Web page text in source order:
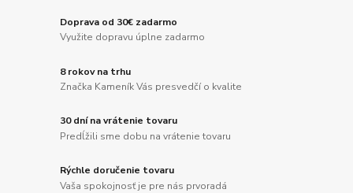
Doprava od 30€ zadarmo
Využite dopravu úplne zadarmo
8 rokov na trhu
Značka Kameník Vás presvedčí o kvalite
30 dní na vrátenie tovaru
Predĺžili sme dobu na vrátenie tovaru
Rýchle doručenie tovaru
Vaša spokojnosť je pre nás prvoradá